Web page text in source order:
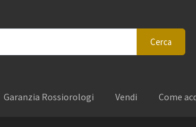
Cerca
Garanzia Rossiorologi Vendi Come